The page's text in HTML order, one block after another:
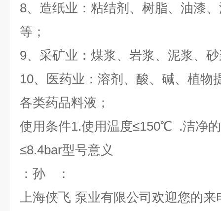
8、造纸业：粘结剂、树脂、油漆
等；
9、采矿业：煤浆、岩浆、泥浆、
10、医药业：溶剂、酸、碱、植物
各类药品料液；
使用条件1.使用温度≤150℃ .洁净
≤8.4bar型号意义
：孙
：
上海侠飞 泵业有限公司欢迎您的来